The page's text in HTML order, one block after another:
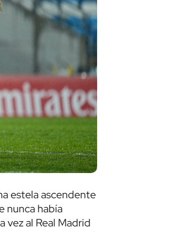
estela ascendente
nunca había
vez al Real Madrid